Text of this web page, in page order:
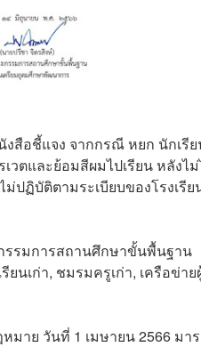
สือชี้แจง จากกรณี หยก นักเรี
วตและย้อมสีผมไปเรียน หลังไ
ปฏิบัติตามระเบียบของโรงเรีย
รรมการสถานศึกษาขั้นพื้นฐาน
นเก่า, ชมรมครูเก่า, เครือข่าย
มาย วันที่ 1 เมษายน 2566 มา